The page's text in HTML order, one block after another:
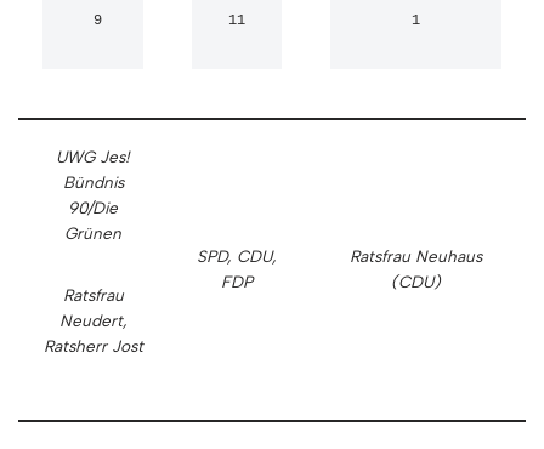
9 11 1
UWG Jes!
Bündnis
90/Die
Grünen
Ratsfrau
Neudert,
Ratsherr Jost
SPD, CDU,
FDP
Ratsfrau Neuhaus
(CDU)